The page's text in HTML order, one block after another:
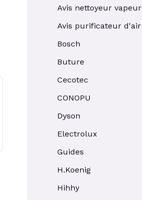
Avis nettoyeur vapeur
Avis purificateur d'air
Bosch
Buture
Cecotec
CONOPU
Dyson
Electrolux
Guides
H.Koenig
Hihhy